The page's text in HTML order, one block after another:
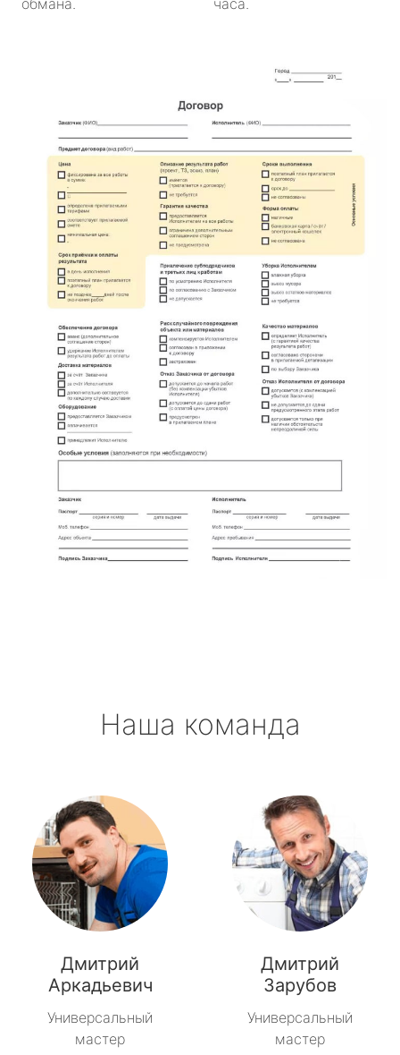
Наша команда
Дмитрий
Аркадьевич
Универсальный
мастер
Дмитрий
Зарубов
Универсальный
мастер